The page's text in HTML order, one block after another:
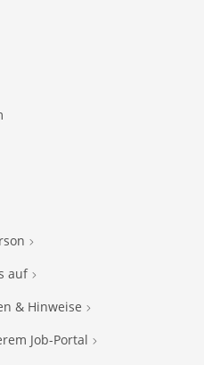
auf
& Hinweise
Job-Portal